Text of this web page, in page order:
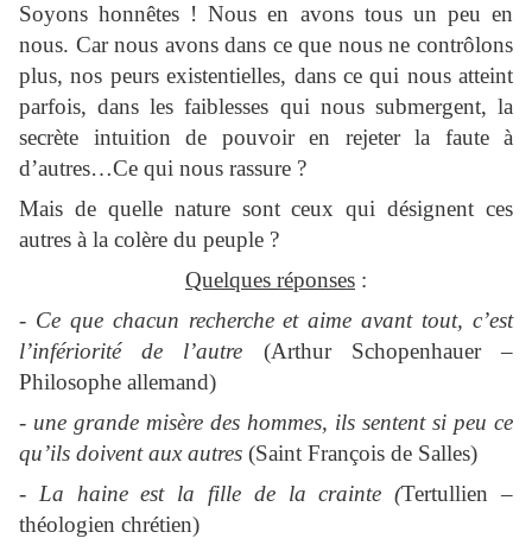
Soyons honnêtes ! Nous en avons tous un peu en
nous. Car nous avons dans ce que nous ne contrôlons
plus, nos peurs existentielles, dans ce qui nous atteint
parfois, dans les faiblesses qui nous submergent, la
secrète intuition de pouvoir en rejeter la faute à
d’autres…Ce qui nous rassure ?
Mais de quelle nature sont ceux qui désignent ces
autres à la colère du peuple ?
Quelques réponses :
- Ce que chacun recherche et aime avant tout, c’est
l’infériorité de l’autre (Arthur Schopenhauer –
Philosophe allemand)
- une grande misère des hommes, ils sentent si peu ce
qu’ils doivent aux autres (Saint François de Salles)
- La haine est la fille de la crainte (Tertullien –
théologien chrétien)